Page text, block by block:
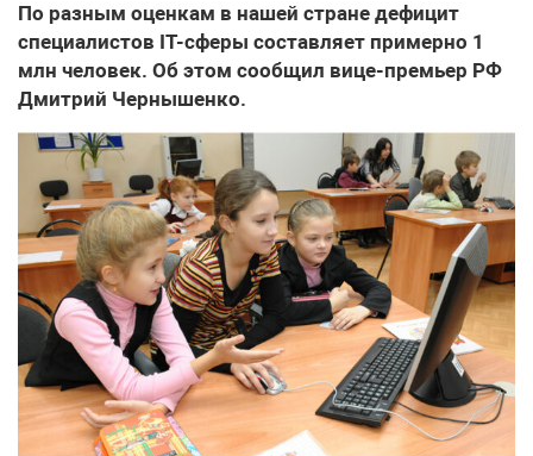
По разным оценкам в нашей стране дефицит
специалистов IT-сферы составляет примерно 1
млн человек. Об этом сообщил вице-премьер РФ
Дмитрий Чернышенко.